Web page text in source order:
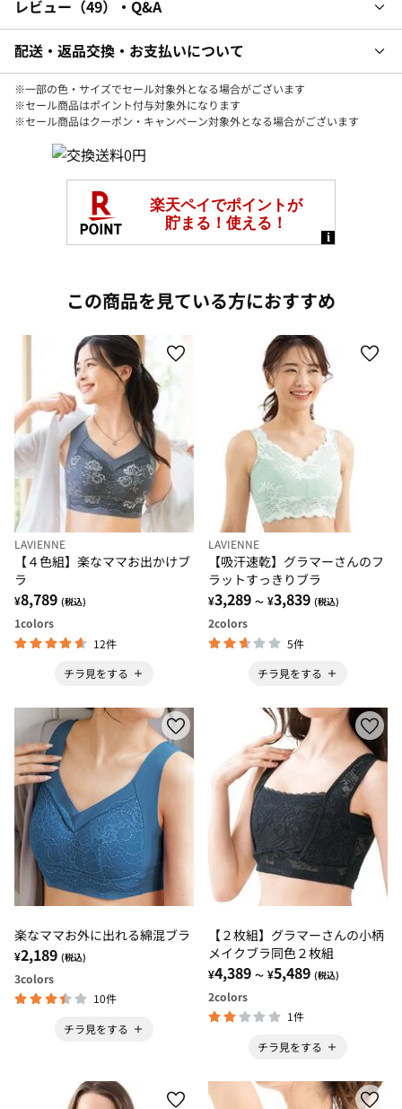
レビュー 49 ・Q&A
配送・返品交換・お支払いについて
※一部の色・サイズでセール対象外となる場合がございます
※セール商品はポイント付与対象外になります
※セール商品はクーポン・キャンペーン対象外となる場合がございます
この商品を見ている方におすすめ
LAVIENNE
【４色組】楽なママお出かけブ
ラ
¥8,789 (税込)
1colors
12件
チラ見をする
LAVIENNE
【吸汗速乾】グラマーさんのフ
ラットすっきりブラ
¥3,289 ～ ¥3,839 (税込)
2colors
5件
チラ見をする
楽なママお外に出れる綿混ブラ
¥2,189 (税込)
3colors
10件
チラ見をする
【２枚組】グラマーさんの小柄
メイクブラ同色２枚組
¥4,389 ～ ¥5,489 (税込)
2colors
1件
チラ見をする